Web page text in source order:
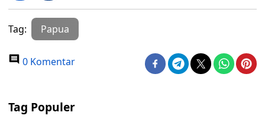
Tag: Papua
0 Komentar
Tag Populer